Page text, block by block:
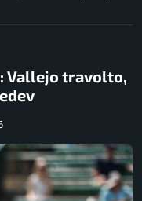
Vallejo travolto,